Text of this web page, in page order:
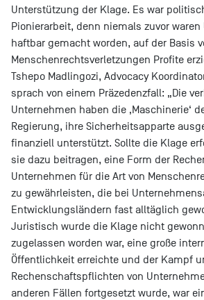
Unterstützung der Klage. Es war
Pionierarbeit, denn niemals zuvor
haftbar gemacht worden, auf der Basis
Menschenrechtsverletzungen Profite
Tshepo Madlingozi, Advocacy
sprach von einem Präzedenzfall: „Die
Unternehmen haben die ‚Maschinerie‘
Regierung, ihre Sicherheitsapparte
finanziell unterstützt. Sollte die Klage
sie dazu beitragen, eine Form der
Unternehmen für die Art von
zu gewährleisten, die bei
Entwicklungsländern fast alltäglich
Juristisch wurde die Klage nicht
zugelassen worden war, eine große
Öffentlichkeit erreichte und der Kampf
Rechenschaftspflichten von
anderen Fällen fortgesetzt wurde, war